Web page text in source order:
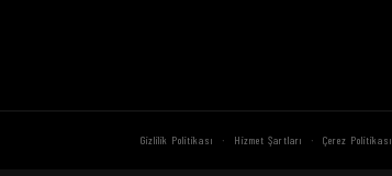
Gizlilik Politikası · Hizmet Şartları · Çerez Politikası